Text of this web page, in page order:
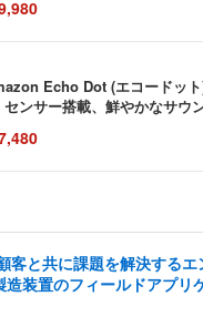
Echo Dot (エコードッ
センサー搭載、鮮やかなサウ
オフィスチェア 椅子
跳ね上げ式アームレスト コン
グ pc 事務椅子 360度回転 座
脂ベース 通気性メッシュ 在
ビジネス向けプレミアムモ
WT | 31.5型4K UHD・
い捨て 無香料 ホワイト 300
客と共に課題を解決する
造装置のフィールドアプリ